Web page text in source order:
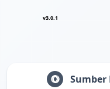
v3.0.1
Sumber